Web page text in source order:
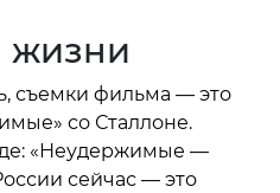
жизни
съемки фильма — это
со Сталлоне.
«Неудержимые —
сейчас — это